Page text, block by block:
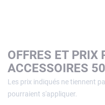
OFFRES ET PRIX
ACCESSOIRES
Les prix indiqués ne tiennent
pourraient s'appliquer.